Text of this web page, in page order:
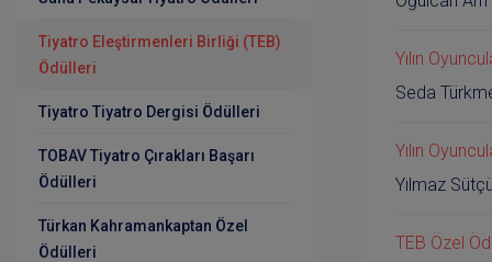
Tiyatro Eleştirmenleri Birliği (TEB)
Ödülleri
Tiyatro Tiyatro Dergisi Ödülleri
TOBAV Tiyatro Çırakları Başarı
Ödülleri
Türkan Kahramankaptan Özel
Ödülleri
Yılın
Seda
Yılın
Yılmaz
TEB Özel